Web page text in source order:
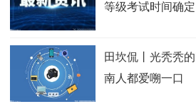
等级考试时间确定
田坎侃丨光秃秃
南人都爱嗍一口